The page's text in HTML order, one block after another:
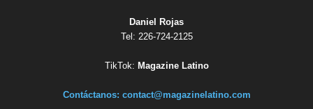
Daniel Rojas
Tel: 226-724-2125
TikTok: Magazine Latino
Contáctanos: contact@magazinelatino.com